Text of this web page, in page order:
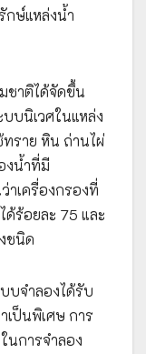
ษ์แหล่งน้ำ
ชาติได้จัดขึ้น
บนิเวศในแหล่ง
ทราย หิน ถ่านไผ่
งน้ำที่มี
าเครื่องกรองที่
ร้อยละ 75 และ
ชนิด
บจำลองได้รับ
เป็นพิเศษ การ
นการจำลอง